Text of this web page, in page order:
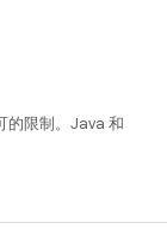
的限制。Java 和